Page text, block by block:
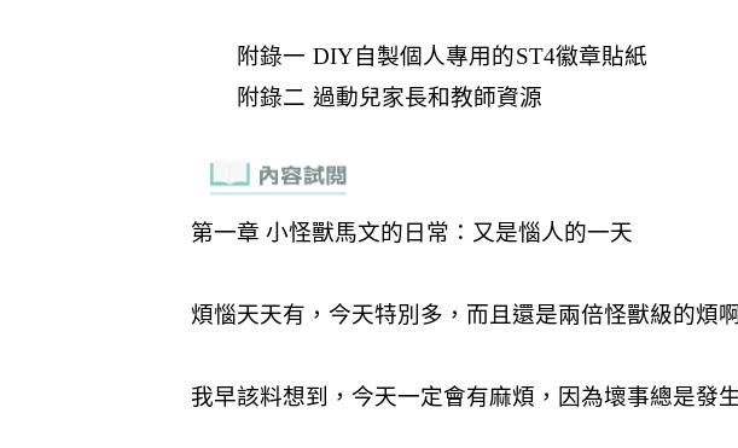
附錄一 DIY自製個人專用的ST4徽章貼紙
附錄二 過動兒家長和教師資源